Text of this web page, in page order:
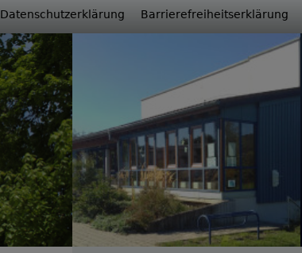
Datenschutzerklärung Barrierefreiheitserklärung